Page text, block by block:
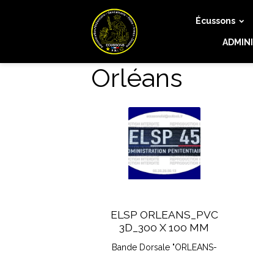
Écussons
Orléans
ELSP ORLEANS_PVC
3D_300 X 100 MM
Bande Dorsale "ORLEANS-